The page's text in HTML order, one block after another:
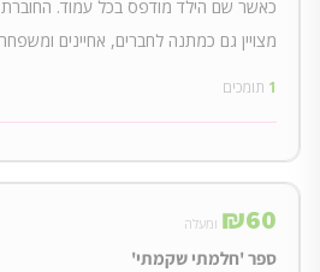
כאשר שם הילד מודפס בכל עמוד. החוברת
מצויין גם כמתנה לחברים, אחיינים
1 תומכים
₪60 ומעלה
ספר 'חלמתי שקמתי'